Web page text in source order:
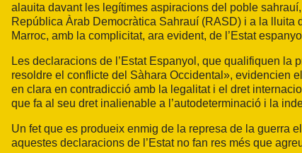
alauita davant les legítimes aspiracions del poble
República Àrab Democràtica Sahrauí (RASD) i a la lluita
Marroc, amb la complicitat, ara evident, de l’Estat
Les declaracions de l’Estat Espanyol, que qualifiquen
resoldre el conflicte del Sàhara Occidental», evidencien
en clara en contradicció amb la legalitat i el dret
que fa al seu dret inalienable a l’autodeterminació i la
Un fet que es produeix enmig de la represa de la guerra
aquestes declaracions de l’Estat no fan res més que